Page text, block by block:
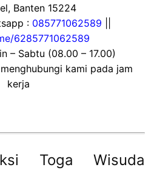
Banten 15224
: 085771062589
6285771062589
– Sabtu (08.00 – 17.00)
kami pada jam
kerja
Toga Wisuda